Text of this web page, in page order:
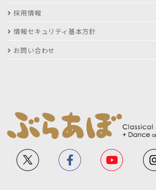
採用情報
情報セキュリティ基本方針
お問い合わせ